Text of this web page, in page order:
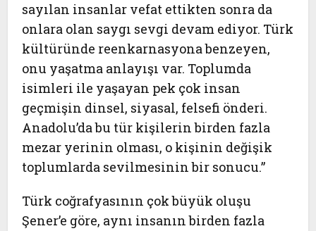
sayılan insanlar vefat ettikten sonra da
onlara olan saygı sevgi devam ediyor. Türk
kültüründe reenkarnasyona benzeyen,
onu yaşatma anlayışı var. Toplumda
isimleri ile yaşayan pek çok insan
geçmişin dinsel, siyasal, felsefi önderi.
Anadolu’da bu tür kişilerin birden fazla
mezar yerinin olması, o kişinin değişik
toplumlarda sevilmesinin bir sonucu.”
Türk coğrafyasının çok büyük oluşu
Şener’e göre, aynı insanın birden fazla